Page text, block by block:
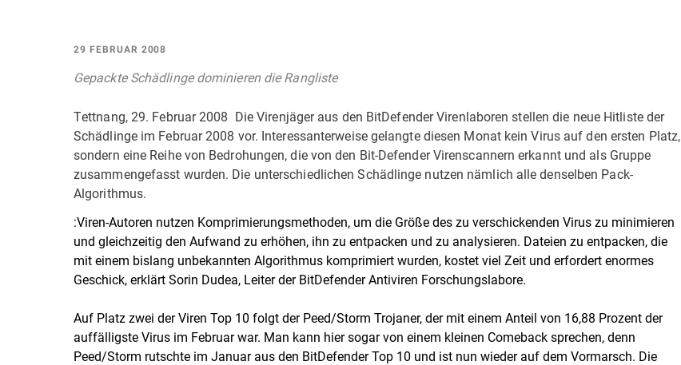
29 FEBRUAR 2008
Gepackte Schädlinge dominieren die Rangliste
Tettnang, 29. Februar 2008  Die Virenjäger aus den BitDefender Virenlaboren stellen die neue Hitliste der
Schädlinge im Februar 2008 vor. Interessanterweise gelangte diesen Monat kein Virus auf den ersten Platz,
sondern eine Reihe von Bedrohungen, die von den Bit-Defender Virenscannern erkannt und als Gruppe
zusammengefasst wurden. Die unterschiedlichen Schädlinge nutzen nämlich alle denselben Pack-
Algorithmus.
:Viren-Autoren nutzen Komprimierungsmethoden, um die Größe des zu verschickenden Virus zu minimieren
und gleichzeitig den Aufwand zu erhöhen, ihn zu entpacken und zu analysieren. Dateien zu entpacken, die
mit einem bislang unbekannten Algorithmus komprimiert wurden, kostet viel Zeit und erfordert enormes
Geschick, erklärt Sorin Dudea, Leiter der BitDefender Antiviren Forschungslabore.
Auf Platz zwei der Viren Top 10 folgt der Peed/Storm Trojaner, der mit einem Anteil von 16,88 Prozent der
auffälligste Virus im Februar war. Man kann hier sogar von einem kleinen Comeback sprechen, denn
Peed/Storm rutschte im Januar aus den BitDefender Top 10 und ist nun wieder auf dem Vormarsch. Die